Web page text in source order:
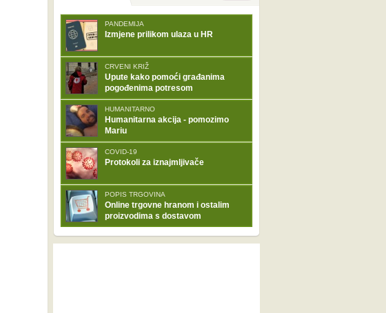
PANDEMIJA
Izmjene prilikom ulaza u HR
CRVENI KRIŽ
Upute kako pomoći građanima
pogođenima potresom
HUMANITARNO
Humanitarna akcija - pomozimo
Mariu
COVID-19
Protokoli za iznajmljivače
POPIS TRGOVINA
Online trgovne hranom i ostalim
proizvodima s dostavom